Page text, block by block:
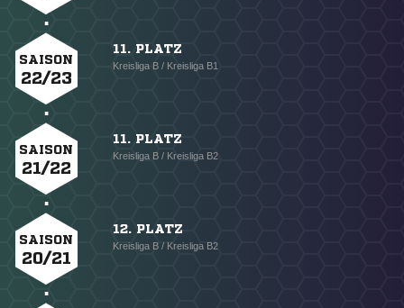
SAISON
22/23
11. PLATZ
Kreisliga B / Kreisliga B1
SAISON
21/22
11. PLATZ
Kreisliga B / Kreisliga B2
SAISON
20/21
12. PLATZ
Kreisliga B / Kreisliga B2